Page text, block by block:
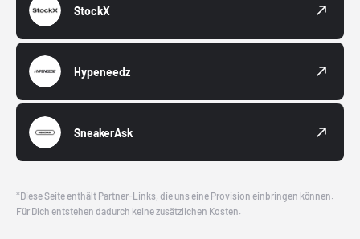
StockX
Hypeneedz
SneakerAsk
*Diese Seite enthält Partner-Links, die uns eine Provision einbringen können.
Für Dich entstehen dadurch keine zusätzlichen Kosten.